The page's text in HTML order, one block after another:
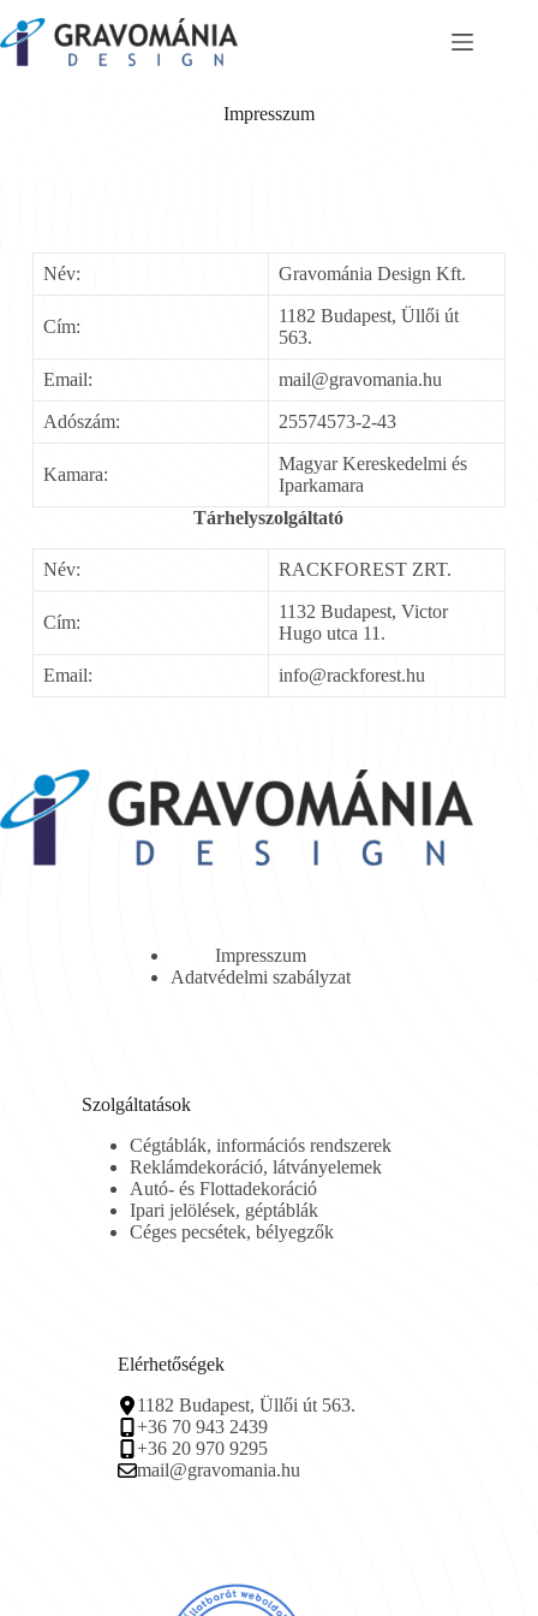
to
content
Impresszum
Név: Gravománia Design Kft.
Cím:
1182 Budapest, Üllői út
563.
Email: mail@gravomania.hu
Adószám: 25574573-2-43
Kamara:
Magyar Kereskedelmi és
Iparkamara
Tárhelyszolgáltató
Név: RACKFOREST ZRT.
Cím:
1132 Budapest, Victor
Hugo utca 11.
Email: info@rackforest.hu
Impresszum
Adatvédelmi szabályzat
Szolgáltatások
Cégtáblák, információs rendszerek
Reklámdekoráció, látványelemek
Autó- és Flottadekoráció
Ipari jelölések, géptáblák
Céges pecsétek, bélyegzők
Elérhetőségek
1182 Budapest, Üllői út 563.
+36 70 943 2439
+36 20 970 9295
mail@gravomania.hu